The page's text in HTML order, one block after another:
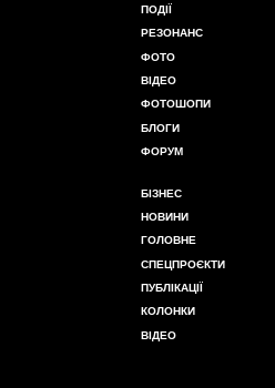
ПОДІЇ
РЕЗОНАНС
ФОТО
ВІДЕО
ФОТОШОПИ
БЛОГИ
ФОРУМ
БІЗНЕС
НОВИНИ
ГОЛОВНЕ
СПЕЦПРОЄКТИ
ПУБЛІКАЦІЇ
КОЛОНКИ
ВІДЕО